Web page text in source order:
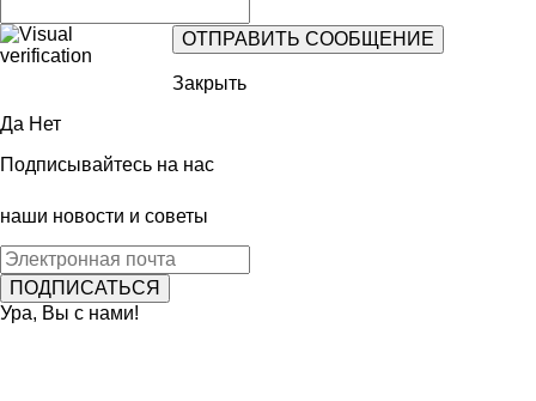
Закрыть
Да Нет
Подписывайтесь на нас
наши новости и советы
Ура, Вы с нами!